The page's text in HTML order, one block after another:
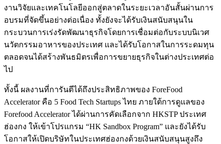
งานวิจัยและเทคโนโลยีออกสู่ตลาดในระยะเวลาอันสั้นผ่านการ
อบรมที่จัดขึ้นอย่างต่อเนื่อง ทั้งยังจะได้รับเงินสนับสนุนใน
กระบวนการเร่งรัดพัฒนาธุรกิจโดยการเชื่อมต่อกับระบบนิเวศ
นวัตกรรมอาหารของประเทศ และได้รับโอกาสในการระดมทุน
ตลอดจนได้สร้างพันธมิตรเพื่อการขยายธุรกิจในต่างประเทศต่อ
ไป
ทั้งนี้ ผลงานที่การันตีได้ถึงประสิทธิภาพของ ForeFood
Accelerator คือ 5 Food Tech Startups ไทย ภายใต้การดูแลของ
Forefood Accelerator ได้ผ่านการคัดเลือกจาก HKSTP ประเทศ
ฮ่องกง ให้เข้าโปรแกรม “HK Sandbox Program” และยังได้รับ
โอกาสให้เปิดบริษัทในประเทศฮ่องกงด้วยเงินสนับสนุนสูงถึง